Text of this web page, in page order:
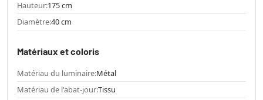
Hauteur:175 cm
Diamètre:40 cm
Matériaux et coloris
Matériau du luminaire:Métal
Matériau de l'abat-jour:Tissu